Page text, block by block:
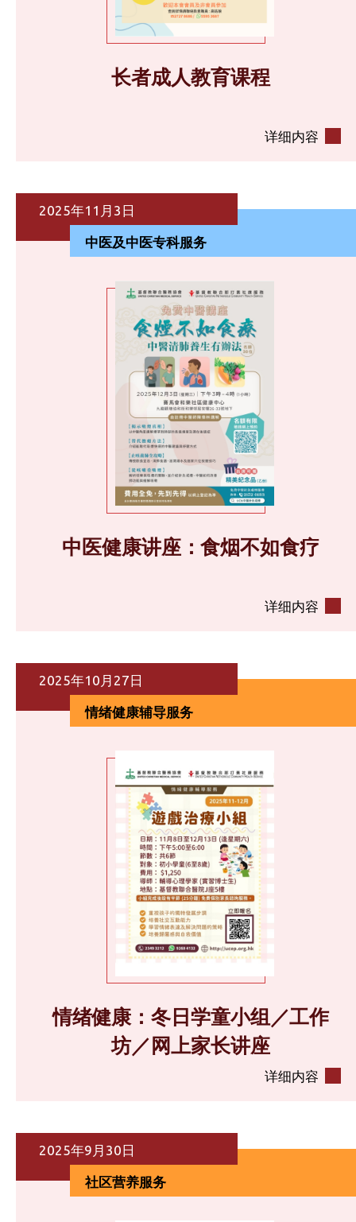
长者成人教育课程
详细内容
2025年11月3日
中医及中医专科服务
中医健康讲座：食烟不如食疗
详细内容
2025年10月27日
情绪健康辅导服务
情绪健康：冬日学童小组／工作
坊／网上家长讲座
详细内容
2025年9月30日
社区营养服务